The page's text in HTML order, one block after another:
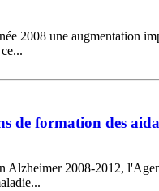
2008 une augmentation
de formation des
Alzheimer 2008-2012,